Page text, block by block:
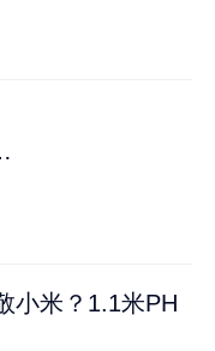
小米？1.1米PH